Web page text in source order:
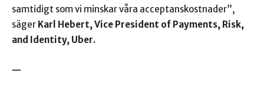
samtidigt som vi minskar våra acceptanskostnader”,
säger Karl Hebert, Vice President of Payments, Risk,
and Identity, Uber.
—